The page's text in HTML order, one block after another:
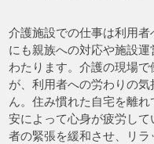
介護施設での仕事は利用
にも親族への対応や施設
わたります。介護の現場
が、利用者への労わりの
ん。住み慣れた自宅を離
安によって心身が疲労し
者の緊張を緩和させ、リ